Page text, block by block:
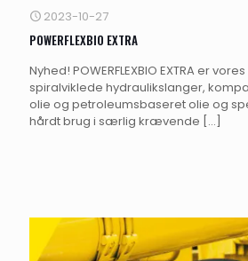
2023-10-27
POWERFLEXBIO EXTRA
Nyhed! POWERFLEXBIO EXTRA er
spiralviklede hydraulikslanger,
olie og petroleumsbaseret olie og
hårdt brug i særlig krævende […]